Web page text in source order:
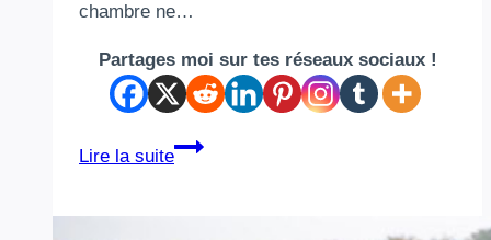
chambre ne…
Partages moi sur tes réseaux sociaux !
Lire la suite
Refaire